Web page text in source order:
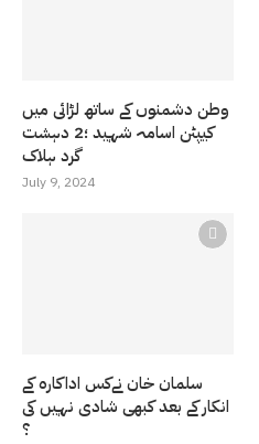
وطن دشمنوں کے ساتھ لڑائی میں
کیپٹن اسامہ شہید ؛2 دہشت
گرد ہلاک
July 9, 2024
سلمان خان نےکس اداکارہ کے
انکار کے بعد کبھی شادی نہیں کی
؟